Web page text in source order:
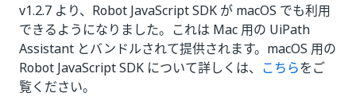
v1.2.7 より、Robot JavaScript SDK が macOS でも利用
できるようになりました。これは Mac 用の UiPath
Assistant とバンドルされて提供されます。macOS 用の
Robot JavaScript SDK について詳しくは、 こちらをご
覧ください。